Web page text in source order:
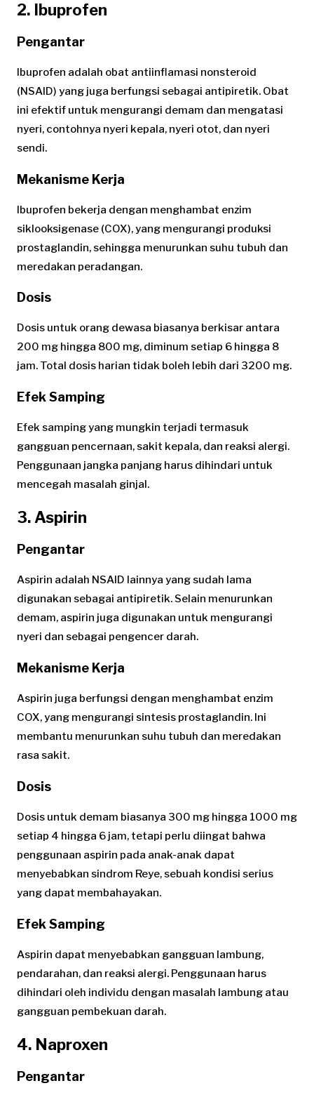
2. Ibuprofen
Pengantar
Ibuprofen adalah obat antiinflamasi nonsteroid
(NSAID) yang juga berfungsi sebagai antipiretik. Obat
ini efektif untuk mengurangi demam dan mengatasi
nyeri, contohnya nyeri kepala, nyeri otot, dan nyeri
sendi.
Mekanisme Kerja
Ibuprofen bekerja dengan menghambat enzim
siklooksigenase (COX), yang mengurangi produksi
prostaglandin, sehingga menurunkan suhu tubuh dan
meredakan peradangan.
Dosis
Dosis untuk orang dewasa biasanya berkisar antara
200 mg hingga 800 mg, diminum setiap 6 hingga 8
jam. Total dosis harian tidak boleh lebih dari 3200 mg.
Efek Samping
Efek samping yang mungkin terjadi termasuk
gangguan pencernaan, sakit kepala, dan reaksi alergi.
Penggunaan jangka panjang harus dihindari untuk
mencegah masalah ginjal.
3. Aspirin
Pengantar
Aspirin adalah NSAID lainnya yang sudah lama
digunakan sebagai antipiretik. Selain menurunkan
demam, aspirin juga digunakan untuk mengurangi
nyeri dan sebagai pengencer darah.
Mekanisme Kerja
Aspirin juga berfungsi dengan menghambat enzim
COX, yang mengurangi sintesis prostaglandin. Ini
membantu menurunkan suhu tubuh dan meredakan
rasa sakit.
Dosis
Dosis untuk demam biasanya 300 mg hingga 1000 mg
setiap 4 hingga 6 jam, tetapi perlu diingat bahwa
penggunaan aspirin pada anak-anak dapat
menyebabkan sindrom Reye, sebuah kondisi serius
yang dapat membahayakan.
Efek Samping
Aspirin dapat menyebabkan gangguan lambung,
pendarahan, dan reaksi alergi. Penggunaan harus
dihindari oleh individu dengan masalah lambung atau
gangguan pembekuan darah.
4. Naproxen
Pengantar